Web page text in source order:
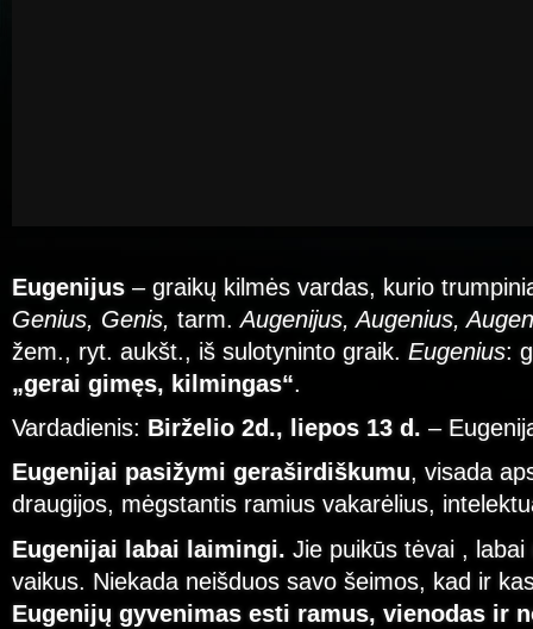
Eugenijus – graikų kilmės vardas, kurio
Genius, Genis, tarm.Augenijus, Augenius,
žem., ryt. aukšt., iš sulotyninto graik. Eugenius:
„gerai gimęs, kilmingas“.
Vardadienis: Birželio 2d., liepos 13 d. –
Eugenijai pasižymi geraširdiškumu, visada
draugijos, mėgstantis ramius vakarėlius,
Eugenijai labai laimingi. Jie puikūs tėvai ,
vaikus. Niekada neišduos savo šeimos, kad ir
Eugenijų gyvenimas esti ramus, vienodas ir